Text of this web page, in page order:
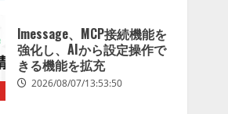
lmessage、MCP接続機能を
強化し、AIから設定操作で
きる機能を拡充
2026/08/07/13:53:50